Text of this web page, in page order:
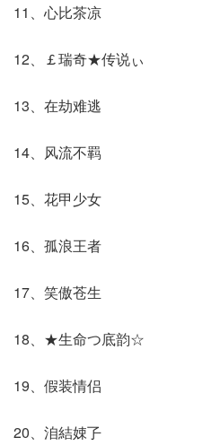
11、心比茶凉
12、￡瑞奇★传说ぃ
13、在劫难逃
14、风流不羁
15、花甲少女
16、孤浪王者
17、笑傲苍生
18、★生命つ底韵☆
19、假装情侣
20、洎結娕孒